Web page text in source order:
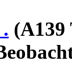
(A139